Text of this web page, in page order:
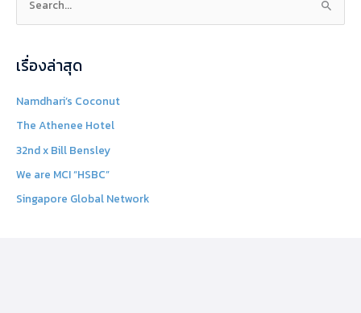
e
r
c
o
r
:
เรื่องล่าสุด
Namdhari’s Coconut
The Athenee Hotel
32nd x Bill Bensley
We are MCI “HSBC”
Singapore Global Network